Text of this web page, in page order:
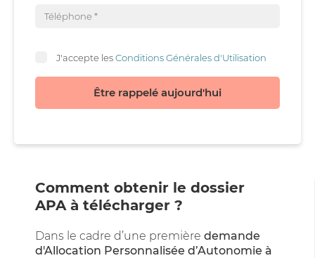
J'accepte lesConditions Générales d'Utilisation
Être rappelé aujourd'hui
Comment obtenir le dossier
APA à télécharger ?
Dans le cadre d’une première demande
d'Allocation Personnalisée d’Autonomie à